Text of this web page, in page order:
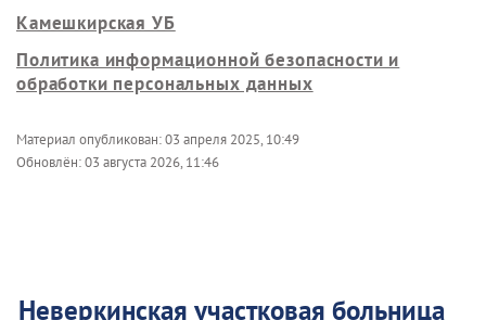
Камешкирская УБ
Политика информационной безопасности и
обработки персональных данных
Материал опубликован:03 апреля 2025, 10:49
Обновлён:03 августа 2026, 11:46
Неверкинская участковая больница